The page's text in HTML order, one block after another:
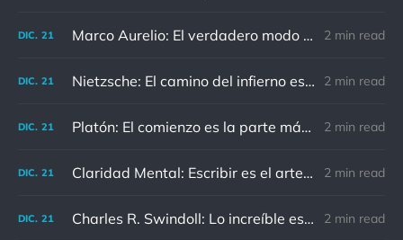
DIC. 21 Marco Aurelio: El verdadero modo de vengarse de un enemigo es no parecérsele. 2 min read
DIC. 21 Nietzsche: El camino del infierno está asfaltado de buenas intenciones. 2 min read
DIC. 21 Platón: El comienzo es la parte más importante del trabajo 2 min read
DIC. 21 Claridad Mental: Escribir es el arte de calmar y despejar la mente. 2 min read
DIC. 21 Charles R. Swindoll: Lo increíble es que cada día podemos elegir la actitud que adoptaremos. 2 min read